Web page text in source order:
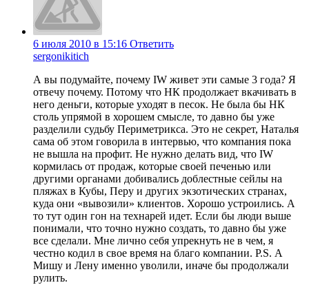
6 июля 2010 в 15:16 Ответить
sergonikitich
А вы подумайте, почему IW живет эти самые 3 года? Я
отвечу почему. Потому что НК продолжает вкачивать в
него деньги, которые уходят в песок. Не была бы НК
столь упрямой в хорошем смысле, то давно бы уже
разделили судьбу Периметрикса. Это не секрет, Наталья
сама об этом говорила в интервью, что компания пока
не вышла на профит. Не нужно делать вид, что IW
кормилась от продаж, которые своей печенью или
другими органами добивались доблестные сейлы на
пляжах в Кубы, Перу и других экзотических странах,
куда они «вывозили» клиентов. Хорошо устроились. А
то тут один гон на технарей идет. Если бы люди выше
понимали, что точно нужно создать, то давно бы уже
все сделали. Мне лично себя упрекнуть не в чем, я
честно кодил в свое время на благо компании. P.S. А
Мишу и Лену именно уволили, иначе бы продолжали
рулить.